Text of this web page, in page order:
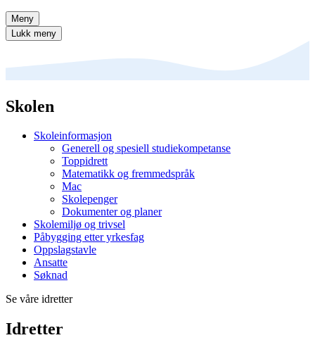
Meny
Lukk meny
Skolen
Skoleinformasjon
Generell og spesiell studiekompetanse
Toppidrett
Matematikk og fremmedspråk
Mac
Skolepenger
Dokumenter og planer
Skolemiljø og trivsel
Påbygging etter yrkesfag
Oppslagstavle
Ansatte
Søknad
Se våre idretter
Idretter